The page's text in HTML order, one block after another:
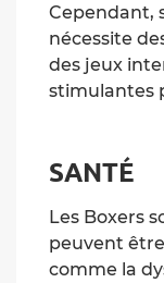
Cependant,
nécessite
des jeux
stimulantes
SANTÉ
Les Boxers
peuvent
comme la